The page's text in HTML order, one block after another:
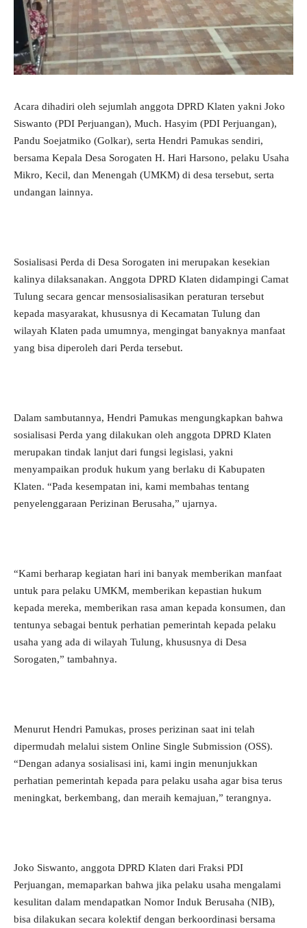
Acara dihadiri oleh sejumlah anggota DPRD Klaten yakni Joko
Siswanto (PDI Perjuangan), Much. Hasyim (PDI Perjuangan),
Pandu Soejatmiko (Golkar), serta Hendri Pamukas sendiri,
bersama Kepala Desa Sorogaten H. Hari Harsono, pelaku Usaha
Mikro, Kecil, dan Menengah (UMKM) di desa tersebut, serta
undangan lainnya.
Sosialisasi Perda di Desa Sorogaten ini merupakan kesekian
kalinya dilaksanakan. Anggota DPRD Klaten didampingi Camat
Tulung secara gencar mensosialisasikan peraturan tersebut
kepada masyarakat, khususnya di Kecamatan Tulung dan
wilayah Klaten pada umumnya, mengingat banyaknya manfaat
yang bisa diperoleh dari Perda tersebut.
Dalam sambutannya, Hendri Pamukas mengungkapkan bahwa
sosialisasi Perda yang dilakukan oleh anggota DPRD Klaten
merupakan tindak lanjut dari fungsi legislasi, yakni
menyampaikan produk hukum yang berlaku di Kabupaten
Klaten. “Pada kesempatan ini, kami membahas tentang
penyelenggaraan Perizinan Berusaha,” ujarnya.
“Kami berharap kegiatan hari ini banyak memberikan manfaat
untuk para pelaku UMKM, memberikan kepastian hukum
kepada mereka, memberikan rasa aman kepada konsumen, dan
tentunya sebagai bentuk perhatian pemerintah kepada pelaku
usaha yang ada di wilayah Tulung, khususnya di Desa
Sorogaten,” tambahnya.
Menurut Hendri Pamukas, proses perizinan saat ini telah
dipermudah melalui sistem Online Single Submission (OSS).
“Dengan adanya sosialisasi ini, kami ingin menunjukkan
perhatian pemerintah kepada para pelaku usaha agar bisa terus
meningkat, berkembang, dan meraih kemajuan,” terangnya.
Joko Siswanto, anggota DPRD Klaten dari Fraksi PDI
Perjuangan, memaparkan bahwa jika pelaku usaha mengalami
kesulitan dalam mendapatkan Nomor Induk Berusaha (NIB),
bisa dilakukan secara kolektif dengan berkoordinasi bersama